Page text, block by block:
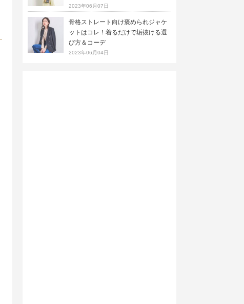
2023年06月07日
骨格ストレート向け褒められジャケ
ットはコレ！着るだけで垢抜ける選
び方＆コーデ
2023年06月04日